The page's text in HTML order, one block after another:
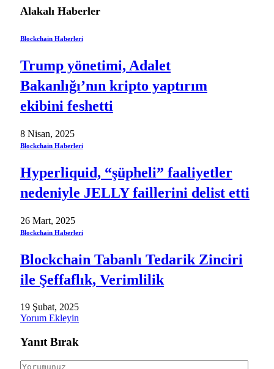
Alakalı Haberler
Blockchain Haberleri
Trump yönetimi, Adalet
Bakanlığı’nın kripto yaptırım
ekibini feshetti
8 Nisan, 2025
Blockchain Haberleri
Hyperliquid, “şüpheli” faaliyetler
nedeniyle JELLY faillerini delist etti
26 Mart, 2025
Blockchain Haberleri
Blockchain Tabanlı Tedarik Zinciri
ile Şeffaflık, Verimlilik
19 Şubat, 2025
Yorum Ekleyin
Yanıt Bırak